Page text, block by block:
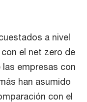
a nivel
el net zero de
empresas con
han asumido
con el